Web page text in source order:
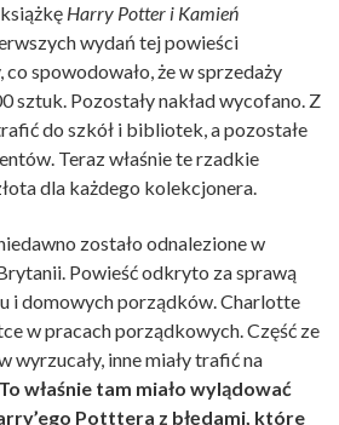
Harry Potter i Kamień
wydań tej powieści
co spowodowało, że w sprzedaży
sztuk. Pozostały nakład wycofano. Z
do szkół i bibliotek, a pozostałe
Teraz właśnie te rzadkie
dla każdego kolekcjonera.
zostało odnalezione w
Powieść odkryto za sprawą
i domowych porządków. Charlotte
w pracach porządkowych. Część ze
inne miały trafić na
To właśnie tam miało wylądować
Potttera z błędami, które